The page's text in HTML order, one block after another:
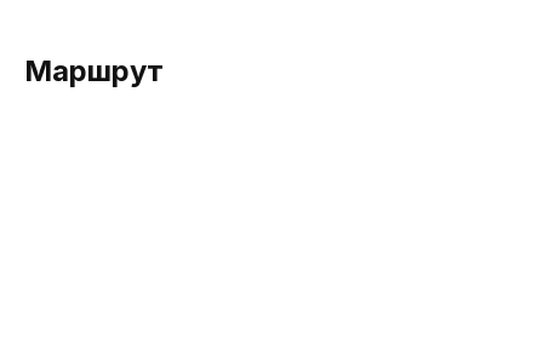
Маршрут